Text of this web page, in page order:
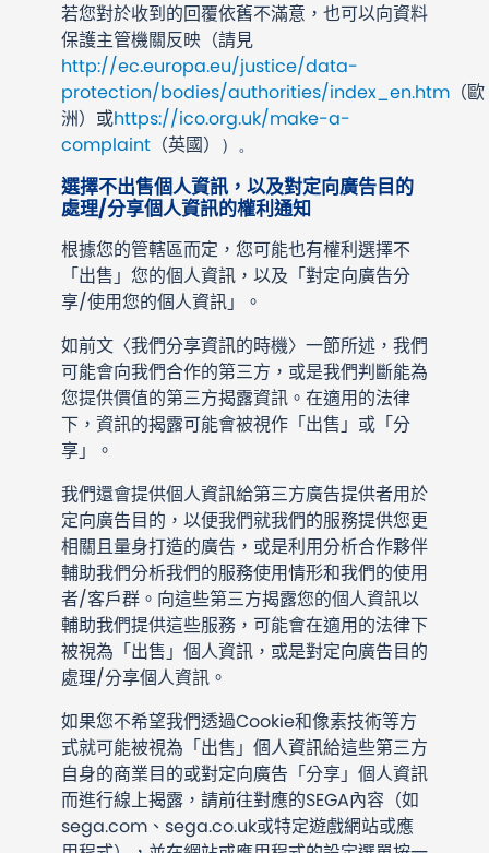
若您對於收到的回覆依舊不滿意，也可以向資料
保護主管機關反映（請見
http://ec.europa.eu/justice/data-
protection/bodies/authorities/index_en.htm （歐
洲）或https://ico.org.uk/make-a-
complaint （英國） ）。
選擇不出售個人資訊，以及對定向廣告目的
處理/分享個人資訊的權利通知
根據您的管轄區而定，您可能也有權利選擇不
「出售」您的個人資訊，以及「對定向廣告分
享/使用您的個人資訊」。
如前文〈我們分享資訊的時機〉一節所述，我們
可能會向我們合作的第三方，或是我們判斷能為
您提供價值的第三方揭露資訊。在適用的法律
下，資訊的揭露可能會被視作「出售」或「分
享」。
我們還會提供個人資訊給第三方廣告提供者用於
定向廣告目的，以便我們就我們的服務提供您更
相關且量身打造的廣告，或是利用分析合作夥伴
輔助我們分析我們的服務使用情形和我們的使用
者/客戶群。向這些第三方揭露您的個人資訊以
輔助我們提供這些服務，可能會在適用的法律下
被視為「出售」個人資訊，或是對定向廣告目的
處理/分享個人資訊。
如果您不希望我們透過Cookie和像素技術等方
式就可能被視為「出售」個人資訊給這些第三方
自身的商業目的或對定向廣告「分享」個人資訊
而進行線上揭露，請前往對應的SEGA內容（如
sega.com、sega.co.uk或特定遊戲網站或應